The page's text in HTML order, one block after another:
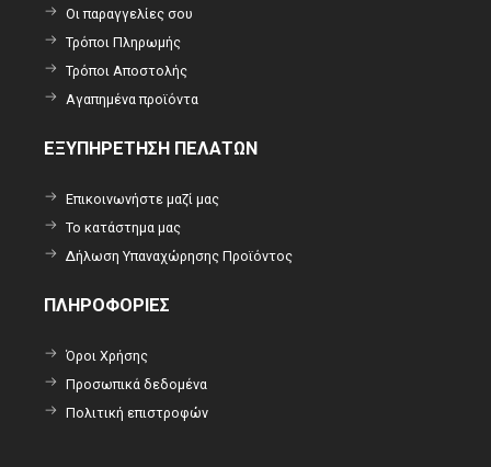
Οι παραγγελίες σου
Τρόποι Πληρωμής
Τρόποι Αποστολής
Αγαπημένα προϊόντα
ΕΞΥΠΗΡΕΤΗΣΗ ΠΕΛΑΤΩΝ
Επικοινωνήστε μαζί μας
Το κατάστημα μας
Δήλωση Υπαναχώρησης Προϊόντος
ΠΛΗΡΟΦΟΡΙΕΣ
Όροι Χρήσης
Προσωπικά δεδομένα
Πολιτική επιστροφών